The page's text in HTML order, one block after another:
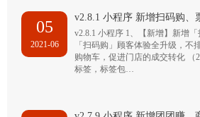
05
2021-06
v2.8.1 小程序 新增扫码购、
v2.8.1 小程序 1、【新增】新增「
「扫码购」顾客体验全升级，不
购物车，促进门店的成交转化 （
标签，标签包…